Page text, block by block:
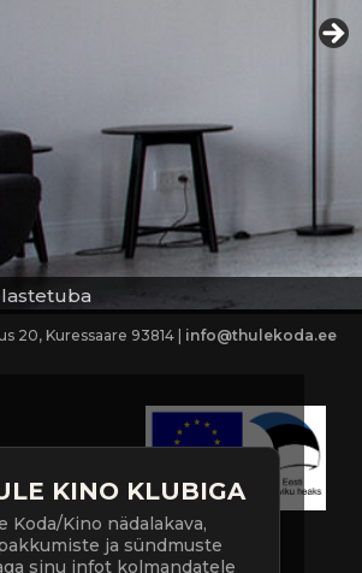
20, Kuressaare 93814 | info@thulekoda.ee
KINO KLUBIGA
Koda/Kino nädalakava,
ja sündmuste
sinu infot kolmandatele